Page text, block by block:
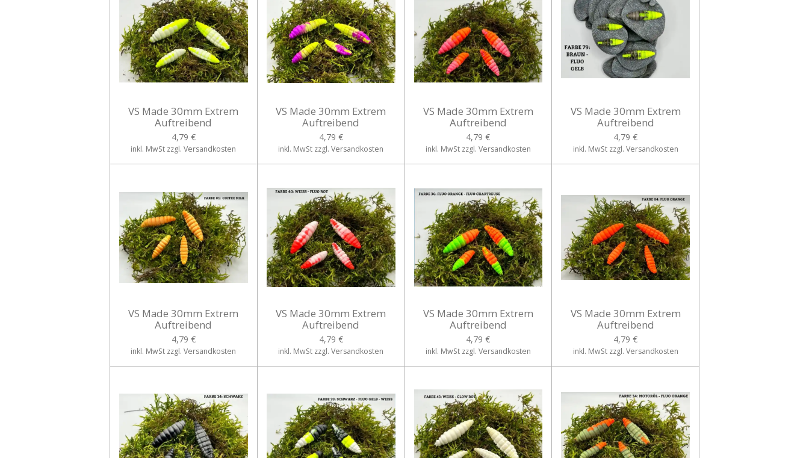
VS Made 30mm Extrem
Auftreibend
4,79 €
inkl. MwSt zzgl. Versandkosten
VS Made 30mm Extrem
Auftreibend
4,79 €
inkl. MwSt zzgl. Versandkosten
VS Made 30mm Extrem
Auftreibend
4,79 €
inkl. MwSt zzgl. Versandkosten
VS Made 30mm Extrem
Auftreibend
4,79 €
inkl. MwSt zzgl. Versandkosten
VS Made 30mm Extrem
Auftreibend
4,79 €
inkl. MwSt zzgl. Versandkosten
VS Made 30mm Extrem
Auftreibend
4,79 €
inkl. MwSt zzgl. Versandkosten
VS Made 30mm Extrem
Auftreibend
4,79 €
inkl. MwSt zzgl. Versandkosten
VS Made 30mm Extrem
Auftreibend
4,79 €
inkl. MwSt zzgl. Versandkosten